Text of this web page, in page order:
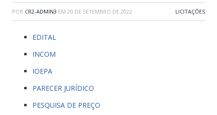
POR CR2-ADMIN3 EM 20 DE SETEMBRO DE 2022 LICITAÇÕES
EDITAL
INCOM
IOEPA
PARECER JURÍDICO
PESQUISA DE PREÇO